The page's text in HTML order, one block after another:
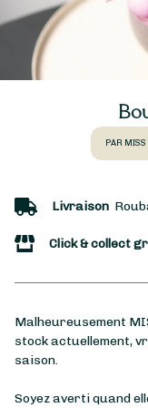
PAR
Livraison
Click & collect
Malheureusement
stock actuellement,
saison.
Soyez averti quand